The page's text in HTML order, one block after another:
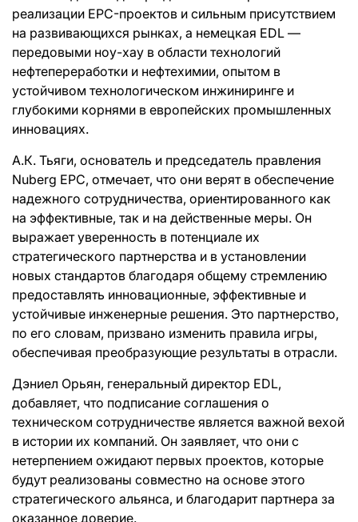
реализации EPC-проектов и сильным присутствием
на развивающихся рынках, а немецкая EDL —
передовыми ноу-хау в области технологий
нефтепереработки и нефтехимии, опытом в
устойчивом технологическом инжиниринге и
глубокими корнями в европейских промышленных
инновациях.
А.К. Тьяги, основатель и председатель правления
Nuberg EPC, отмечает, что они верят в обеспечение
надежного сотрудничества, ориентированного как
на эффективные, так и на действенные меры. Он
выражает уверенность в потенциале их
стратегического партнерства и в установлении
новых стандартов благодаря общему стремлению
предоставлять инновационные, эффективные и
устойчивые инженерные решения. Это партнерство,
по его словам, призвано изменить правила игры,
обеспечивая преобразующие результаты в отрасли.
Дэниел Орьян, генеральный директор EDL,
добавляет, что подписание соглашения о
техническом сотрудничестве является важной вехой
в истории их компаний. Он заявляет, что они с
нетерпением ожидают первых проектов, которые
будут реализованы совместно на основе этого
стратегического альянса, и благодарит партнера за
оказанное доверие.